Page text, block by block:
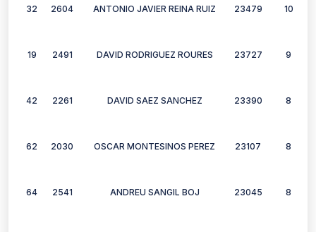
32 2604 ANTONIO JAVIER REINA RUIZ 23479 10
19 2491 DAVID RODRIGUEZ ROURES 23727 9
42 2261 DAVID SAEZ SANCHEZ 23390 8
62 2030 OSCAR MONTESINOS PEREZ 23107 8
64 2541 ANDREU SANGIL BOJ 23045 8